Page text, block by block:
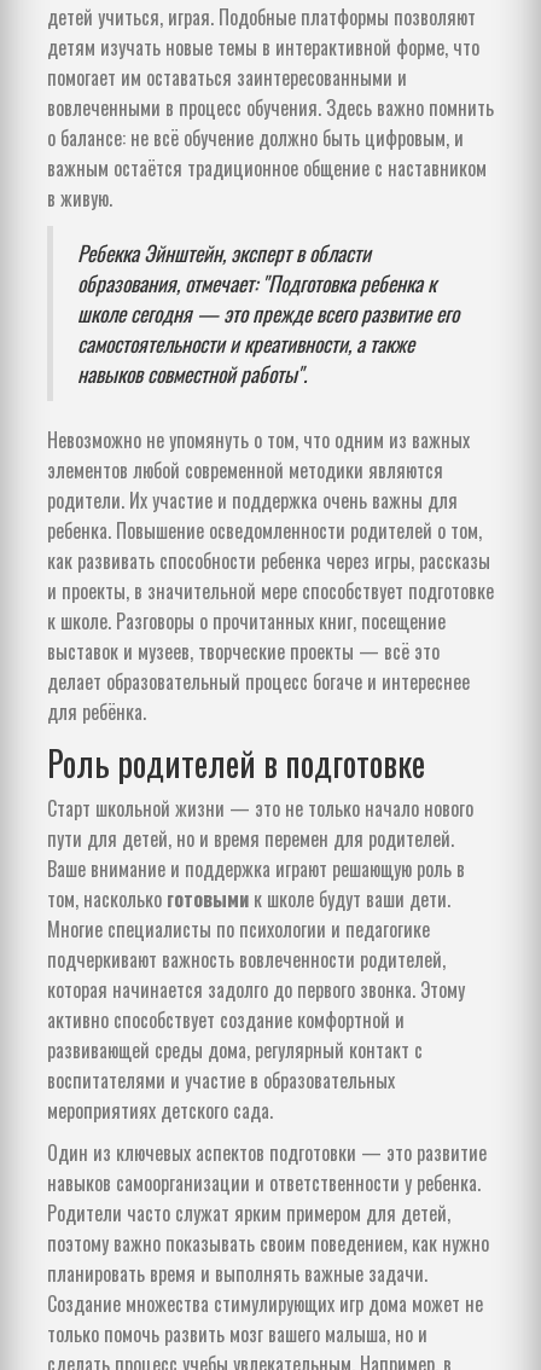
детей учиться, играя. Подобные платформы позволяют
детям изучать новые темы в интерактивной форме, что
помогает им оставаться заинтересованными и
вовлеченными в процесс обучения. Здесь важно помнить
о балансе: не всё обучение должно быть цифровым, и
важным остаётся традиционное общение с наставником
в живую.
Ребекка Эйнштейн, эксперт в области
образования, отмечает: "Подготовка ребенка к
школе сегодня — это прежде всего развитие его
самостоятельности и креативности, а также
навыков совместной работы".
Невозможно не упомянуть о том, что одним из важных
элементов любой современной методики являются
родители. Их участие и поддержка очень важны для
ребенка. Повышение осведомленности родителей о том,
как развивать способности ребенка через игры, рассказы
и проекты, в значительной мере способствует подготовке
к школе. Разговоры о прочитанных книг, посещение
выставок и музеев, творческие проекты — всё это
делает образовательный процесс богаче и интереснее
для ребёнка.
Роль родителей в подготовке
Старт школьной жизни — это не только начало нового
пути для детей, но и время перемен для родителей.
Ваше внимание и поддержка играют решающую роль в
том, насколько готовыми к школе будут ваши дети.
Многие специалисты по психологии и педагогике
подчеркивают важность вовлеченности родителей,
которая начинается задолго до первого звонка. Этому
активно способствует создание комфортной и
развивающей среды дома, регулярный контакт с
воспитателями и участие в образовательных
мероприятиях детского сада.
Один из ключевых аспектов подготовки — это развитие
навыков самоорганизации и ответственности у ребенка.
Родители часто служат ярким примером для детей,
поэтому важно показывать своим поведением, как нужно
планировать время и выполнять важные задачи.
Создание множества стимулирующих игр дома может не
только помочь развить мозг вашего малыша, но и
сделать процесс учебы увлекательным. Например, в